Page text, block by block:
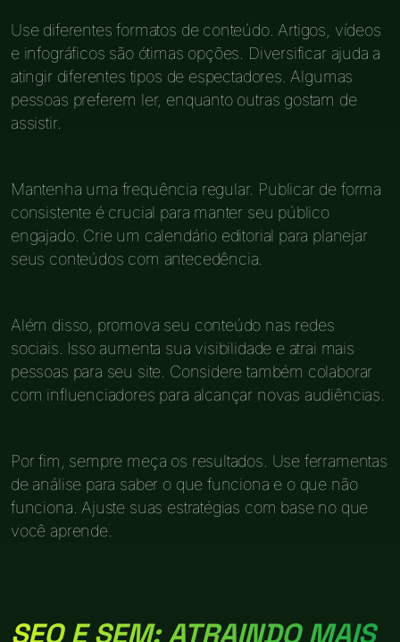
Use diferentes formatos de conteúdo. Artigos, vídeos
e infográficos são ótimas opções. Diversificar ajuda a
atingir diferentes tipos de espectadores. Algumas
pessoas preferem ler, enquanto outras gostam de
assistir.
Mantenha uma frequência regular. Publicar de forma
consistente é crucial para manter seu público
engajado. Crie um calendário editorial para planejar
seus conteúdos com antecedência.
Além disso, promova seu conteúdo nas redes
sociais. Isso aumenta sua visibilidade e atrai mais
pessoas para seu site. Considere também colaborar
com influenciadores para alcançar novas audiências.
Por fim, sempre meça os resultados. Use ferramentas
de análise para saber o que funciona e o que não
funciona. Ajuste suas estratégias com base no que
você aprende.
SEO E SEM: ATRAINDO MAIS